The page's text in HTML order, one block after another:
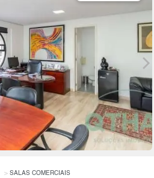
SALAS COMERCIAIS